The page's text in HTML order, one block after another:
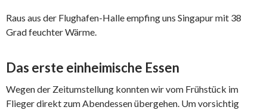
Raus aus der Flughafen-Halle empfing uns Singapur mit 38
Grad feuchter Wärme.
Das erste einheimische Essen
Wegen der Zeitumstellung konnten wir vom Frühstück im
Flieger direkt zum Abendessen übergehen. Um vorsichtig